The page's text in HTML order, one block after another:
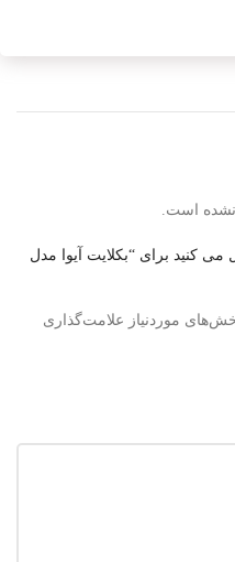
نشده است.
می کنید برای “بکلایت آیوا مدل
موردنیاز علامت‌گذاری